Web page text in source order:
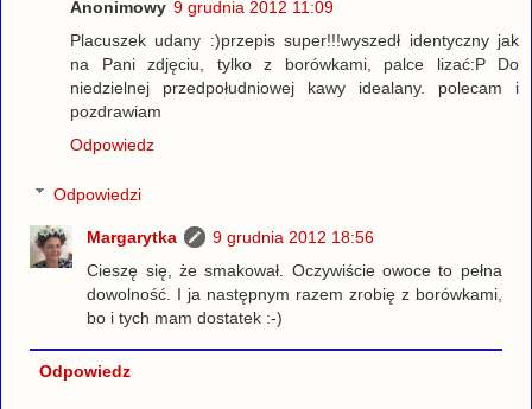
Anonimowy 9 grudnia 2012 11:09
Placuszek udany :)przepis super!!!wyszedł identyczny jak
na Pani zdjęciu, tylko z borówkami, palce lizać:P Do
niedzielnej przedpołudniowej kawy idealany. polecam i
pozdrawiam
Odpowiedz
Odpowiedzi
Margarytka
9 grudnia 2012 18:56
Cieszę się, że smakował. Oczywiście owoce to pełna
dowolność. I ja następnym razem zrobię z borówkami,
bo i tych mam dostatek :-)
Odpowiedz